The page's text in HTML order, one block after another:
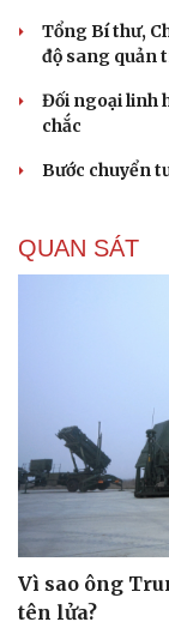
Tổng Bí thư,
độ sang quản
Đối ngoại linh
chắc
Bước chuyển
QUAN SÁT
Vì sao ông
tên lửa?